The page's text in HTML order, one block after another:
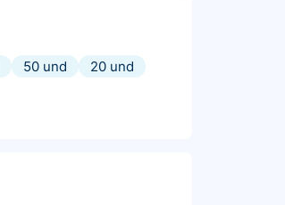
50 und
20 und